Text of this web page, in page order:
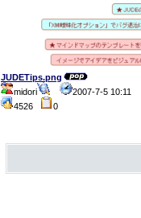
JUDETips.png
midori
2007-7-5 10:11
4526
0